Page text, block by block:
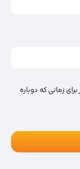
زمانی که دوباره